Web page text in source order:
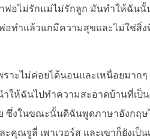
พ่อไม่รักแม่ไม่รักลูก มันทำให้ฉันนั้
ทำแล้วแกมีความสุขและไม่ใช่สิ่ง
ราะไม่ค่อยได้นอนและเหนื่อยมาก
ให้ฉันไปทำความสะอาดบ้านที่เป็
ซึ่งในขณะนั้นดิฉันพูดภาษาอังกฤษ
ณจูลี่ เพาเวอร์ส และเขาก็ยังเป็น